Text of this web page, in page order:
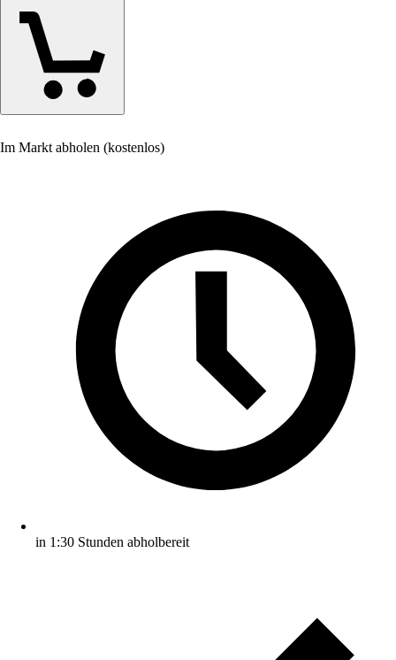
Im Markt abholen (kostenlos)
in 1:30 Stunden abholbereit